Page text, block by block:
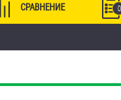
0
СРАВНЕНИЕ